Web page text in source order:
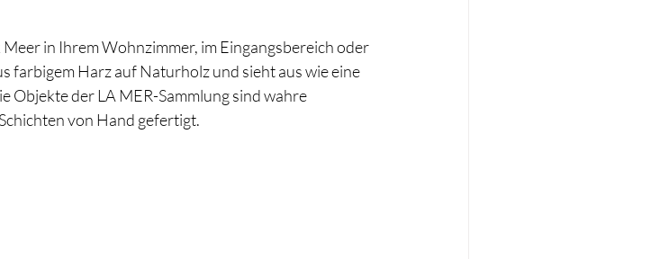
Meer in Ihrem Wohnzimmer, im Eingangsbereich oder
farbigem Harz auf Naturholz und sieht aus wie eine
Objekte der LA MER-Sammlung sind wahre
von Hand gefertigt.